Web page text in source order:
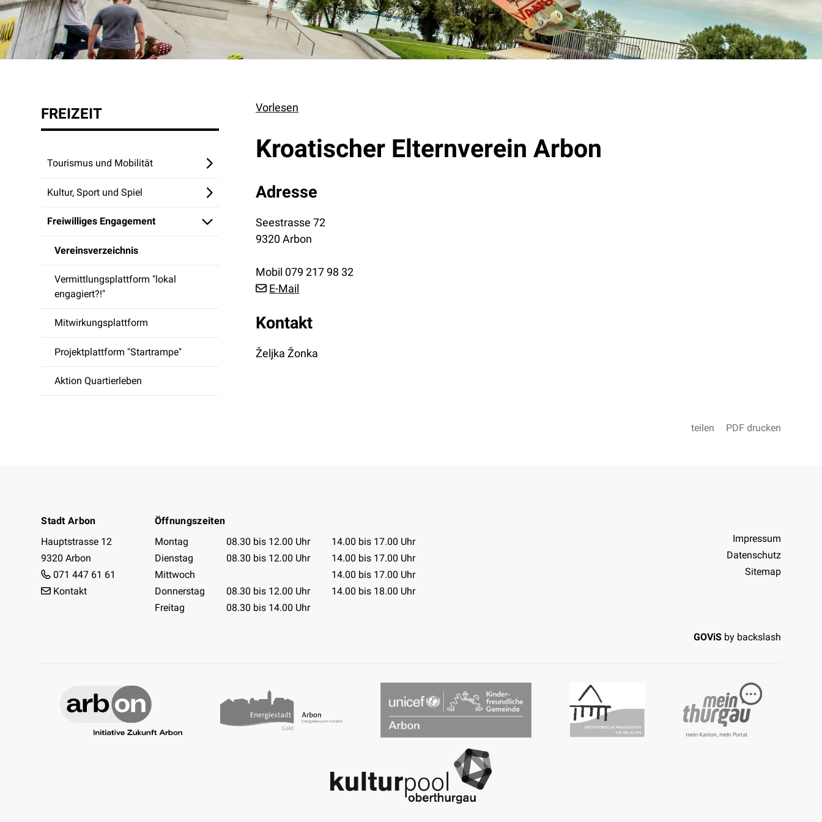
Vorlesen
Kroatischer Elternverein Arbon
Adresse
Seestrasse 72
9320 Arbon
Mobil 079 217 98 32
E-Mail
Kontakt
Željka Žonka
FREIZEIT
Tourismus und Mobilität
Kultur, Sport und Spiel
Freiwilliges Engagement
Vereinsverzeichnis
Vermittlungsplattform "lokal
engagiert?!"
Mitwirkungsplattform
Projektplattform "Startrampe"
Aktion Quartierleben
teilen PDF drucken
Stadt Arbon
Hauptstrasse 12
9320 Arbon
071 447 61 61
Kontakt
Öffnungszeiten
Öffnungszeiten Tabelle
Montag 08.30 bis 12.00 Uhr
14.00 bis 17.00 Uhr
Dienstag
08.30 bis 12.00 Uhr
14.00 bis 17.00 Uhr
Mittwoch
14.00 bis 17.00 Uhr
Donnerstag
08.30 bis 12.00 Uhr
14.00 bis 18.00 Uhr
Freitag
08.30 bis 14.00 Uhr
Impressum
Datenschutz
Sitemap
GOViSby backslash